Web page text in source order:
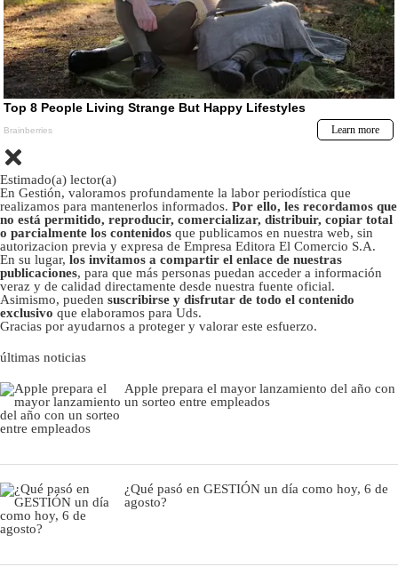
Estimado(a) lector(a)
En Gestión, valoramos profundamente la labor periodística que
realizamos para mantenerlos informados. Por ello, les recordamos que
no está permitido, reproducir, comercializar, distribuir, copiar total
o parcialmente los contenidos que publicamos en nuestra web, sin
autorizacion previa y expresa de Empresa Editora El Comercio S.A.
En su lugar, los invitamos a compartir el enlace de nuestras
publicaciones, para que más personas puedan acceder a información
veraz y de calidad directamente desde nuestra fuente oficial.
Asimismo, pueden suscribirse y disfrutar de todo el contenido
exclusivo que elaboramos para Uds.
Gracias por ayudarnos a proteger y valorar este esfuerzo.
últimas noticias
Apple prepara el mayor lanzamiento del año con
un sorteo entre empleados
¿Qué pasó en GESTIÓN un día como hoy, 6 de
agosto?